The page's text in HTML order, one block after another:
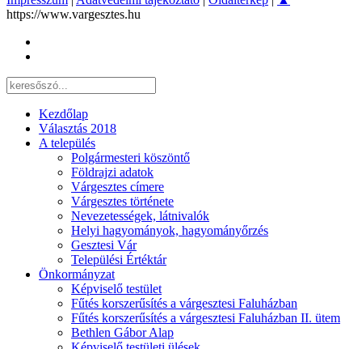
https://www.vargesztes.hu
Kezdőlap
Választás 2018
A település
Polgármesteri köszöntő
Földrajzi adatok
Várgesztes címere
Várgesztes története
Nevezetességek, látnivalók
Helyi hagyományok, hagyományőrzés
Gesztesi Vár
Települési Értéktár
Önkormányzat
Képviselő testület
Fűtés korszerűsítés a várgesztesi Faluházban
Fűtés korszerűsítés a várgesztesi Faluházban II. ütem
Bethlen Gábor Alap